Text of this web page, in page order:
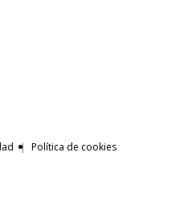
Política de cookies